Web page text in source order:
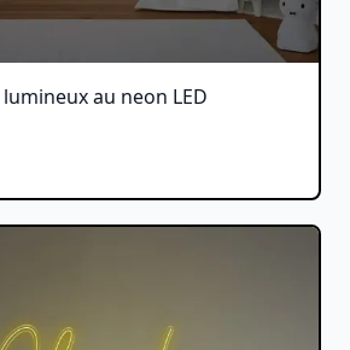
au neon LED